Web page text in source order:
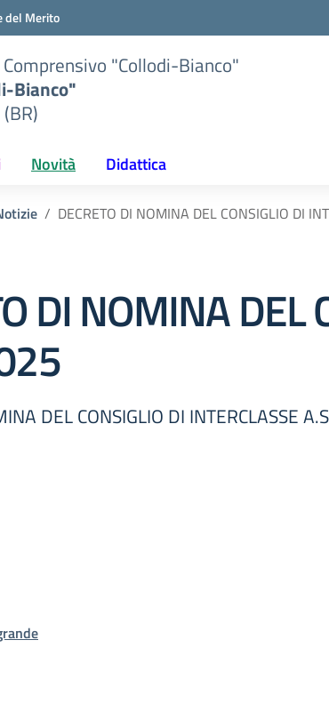
del Merito
"Collodi-Bianco"
Bianco"
Novità Didattica
DECRETO DI NOMINA DEL CONSIGLIO DI
DI NOMINA DEL
DEL CONSIGLIO DI INTERCLASSE